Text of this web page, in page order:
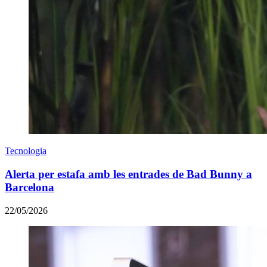
Tecnologia
Alerta per estafa amb les entrades de Bad Bunny a
Barcelona
22/05/2026